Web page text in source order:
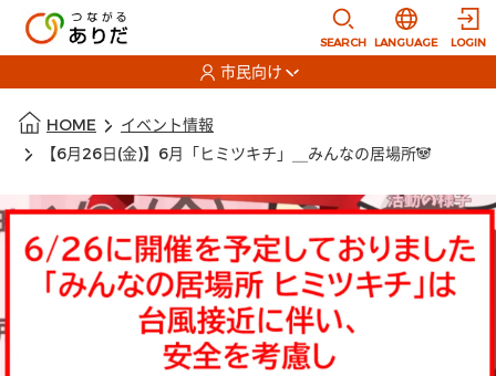
SEARCH
選択すると言
LANGUAGE LOGIN
市民向け
HOME
イベント情報
【6月26日(金)】6月「ヒミツキチ」＿みんなの居場所🐼